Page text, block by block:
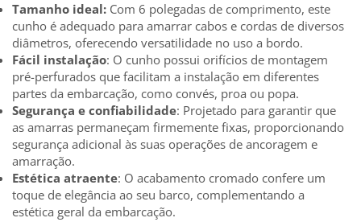
Tamanho ideal: Com 6 polegadas de comprimento, este
cunho é adequado para amarrar cabos e cordas de diversos
diâmetros, oferecendo versatilidade no uso a bordo.
Fácil instalação: O cunho possui orifícios de montagem
pré-perfurados que facilitam a instalação em diferentes
partes da embarcação, como convés, proa ou popa.
Segurança e confiabilidade: Projetado para garantir que
as amarras permaneçam firmemente fixas, proporcionando
segurança adicional às suas operações de ancoragem e
amarração.
Estética atraente: O acabamento cromado confere um
toque de elegância ao seu barco, complementando a
estética geral da embarcação.